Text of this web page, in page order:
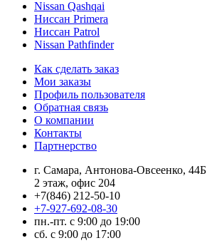
Nissan Qashqai
Ниссан Primera
Ниссан Patrol
Nissan Pathfinder
Как сделать заказ
Мои заказы
Профиль пользователя
Обратная связь
О компании
Контакты
Партнерство
г. Самара, Антонова-Овсеенко, 44Б
2 этаж, офис 204
+7(846) 212-50-10
+7-927-692-08-30
пн.-пт. с 9:00 до 19:00
сб. с 9:00 до 17:00